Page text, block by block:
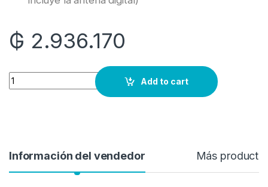
₲ 2.936.170
Quantity
Add to cart
Información del vendedor Más